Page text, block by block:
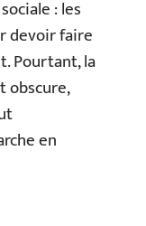
: les
devoir faire
Pourtant, la
obscure,
en